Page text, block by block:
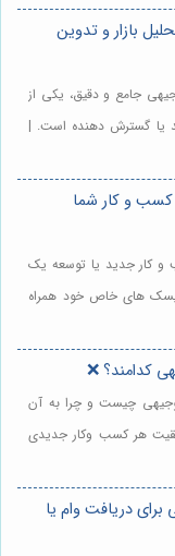
بازار و تدوین
جامع و دقیق، یکی از
یا گسترش دهنده است. |
کسب و کار شما
و کار جدید یا توسعه یک
های خاص خود همراه
کدامند؟ ❌
چیست و چرا به آن
هر کسب وکار جدیدی
دریافت وام یا